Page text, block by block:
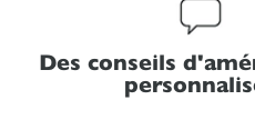
Des conseils